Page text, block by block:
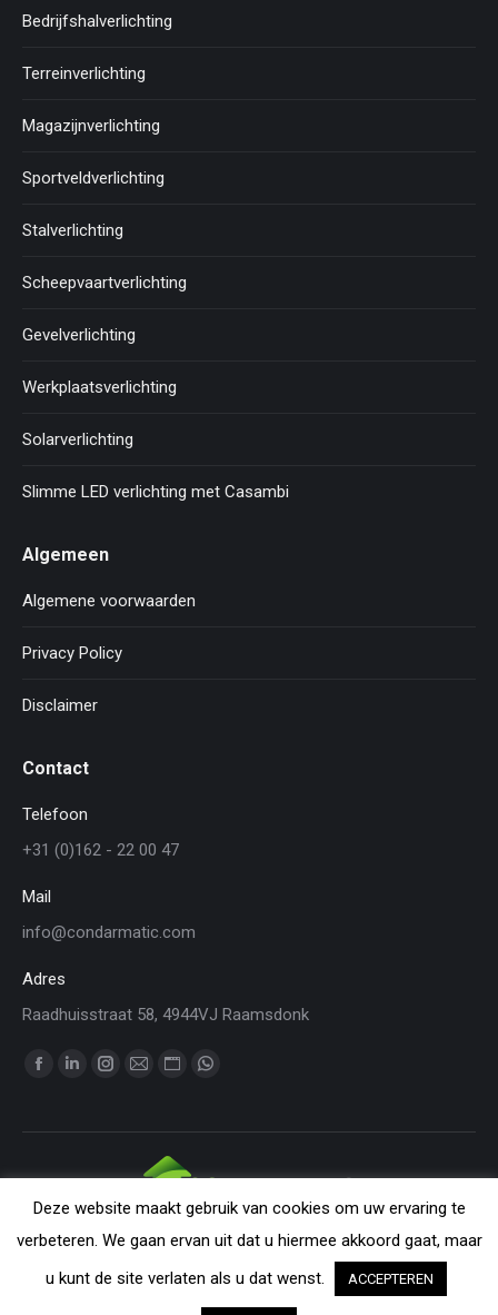
Bedrijfshalverlichting
Terreinverlichting
Magazijnverlichting
Sportveldverlichting
Stalverlichting
Scheepvaartverlichting
Gevelverlichting
Werkplaatsverlichting
Solarverlichting
Slimme LED verlichting met Casambi
Algemeen
Algemene voorwaarden
Privacy Policy
Disclaimer
Contact
Telefoon
+31 (0)162 - 22 00 47
Mail
info@condarmatic.com
Adres
Raadhuisstraat 58, 4944VJ Raamsdonk
Vind ons op:
Facebook
opens
Linkedin
opens
Instagram
opens
Mail
opens
window
Website
opens
in
window
WhatsApp
opens
from this website may be reproduced without explicit permission from
CondarMatic B.V. All trademarks and copyrights remain the property of
their respective owners. The information provided on this website is a
Deze website maakt gebruik van cookies om uw ervaring te
verbeteren. We gaan ervan uit dat u hiermee akkoord gaat, maar
u kunt de site verlaten als u dat wenst.
ACCEPTEREN